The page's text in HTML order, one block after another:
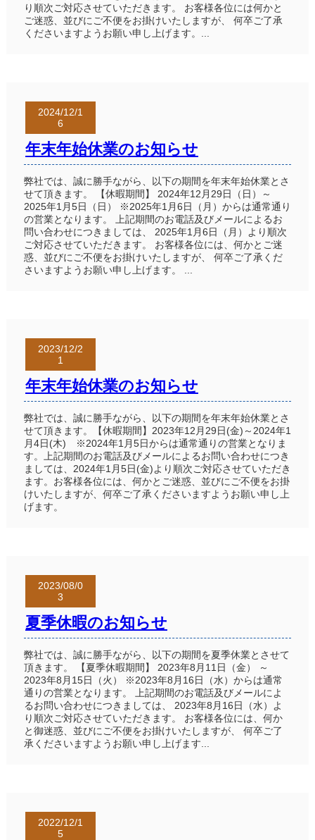
り順次ご対応させていただきます。 お客様各位には何かと
ご迷惑、並びにご不便をお掛けいたしますが、 何卒ご了承
くださいますようお願い申し上げます。...
2024/12/1
6
年末年始休業のお知らせ
弊社では、誠に勝手ながら、以下の期間を年末年始休業とさ
せて頂きます。 【休暇期間】 2024年12月29日（日）～
2025年1月5日（日） ※2025年1月6日（月）からは通常通り
の営業となります。 上記期間のお電話及びメールによるお
問い合わせにつきましては、 2025年1月6日（月）より順次
ご対応させていただきます。 お客様各位には、何かとご迷
惑、並びにご不便をお掛けいたしますが、 何卒ご了承くだ
さいますようお願い申し上げます。 ...
2023/12/2
1
年末年始休業のお知らせ
弊社では、誠に勝手ながら、以下の期間を年末年始休業とさ
せて頂きます。【休暇期間】2023年12月29日(金)～2024年1
月4日(木) ※2024年1月5日からは通常通りの営業となりま
す。上記期間のお電話及びメールによるお問い合わせにつき
ましては、2024年1月5日(金)より順次ご対応させていただき
ます。お客様各位には、何かとご迷惑、並びにご不便をお掛
けいたしますが、何卒ご了承くださいますようお願い申し上
げます。
2023/08/0
3
夏季休暇のお知らせ
弊社では、誠に勝手ながら、以下の期間を夏季休業とさせて
頂きます。 【夏季休暇期間】 2023年8月11日（金） ～
2023年8月15日（火） ※2023年8月16日（水）からは通常
通りの営業となります。 上記期間のお電話及びメールによ
るお問い合わせにつきましては、 2023年8月16日（水）よ
り順次ご対応させていただきます。 お客様各位には、何か
と御迷惑、並びにご不便をお掛けいたしますが、 何卒ご了
承くださいますようお願い申し上げます...
2022/12/1
5